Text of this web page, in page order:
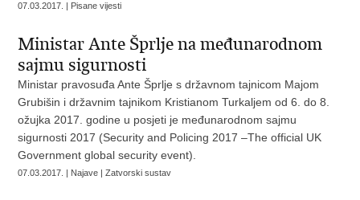
07.03.2017. | Pisane vijesti
Ministar Ante Šprlje na međunarodnom
sajmu sigurnosti
Ministar pravosuđa Ante Šprlje s državnom tajnicom Majom
Grubišin i državnim tajnikom Kristianom Turkaljem od 6. do 8.
ožujka 2017. godine u posjeti je međunarodnom sajmu
sigurnosti 2017 (Security and Policing 2017 –The official UK
Government global security event).
07.03.2017. | Najave | Zatvorski sustav